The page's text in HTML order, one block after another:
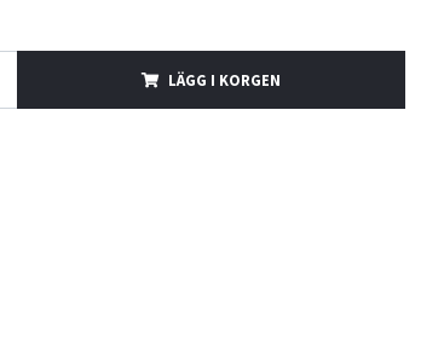
LÄGG I KORGEN